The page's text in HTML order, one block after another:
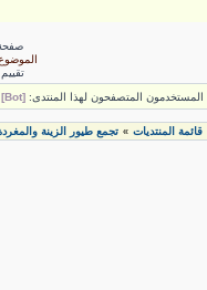
المستخدمون المتصفحون لهذا المنتدى: [Bot]
قائمة المنتديات» تجمع طيور الزينة والمغردة